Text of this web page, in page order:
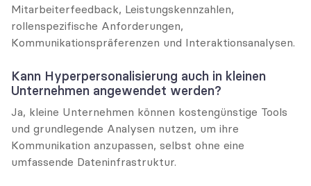
Mitarbeiterfeedback, Leistungskennzahlen,
rollenspezifische Anforderungen,
Kommunikationspräferenzen und Interaktionsanalysen.
Kann Hyperpersonalisierung auch in kleinen
Unternehmen angewendet werden?
Ja, kleine Unternehmen können kostengünstige Tools
und grundlegende Analysen nutzen, um ihre
Kommunikation anzupassen, selbst ohne eine
umfassende Dateninfrastruktur.